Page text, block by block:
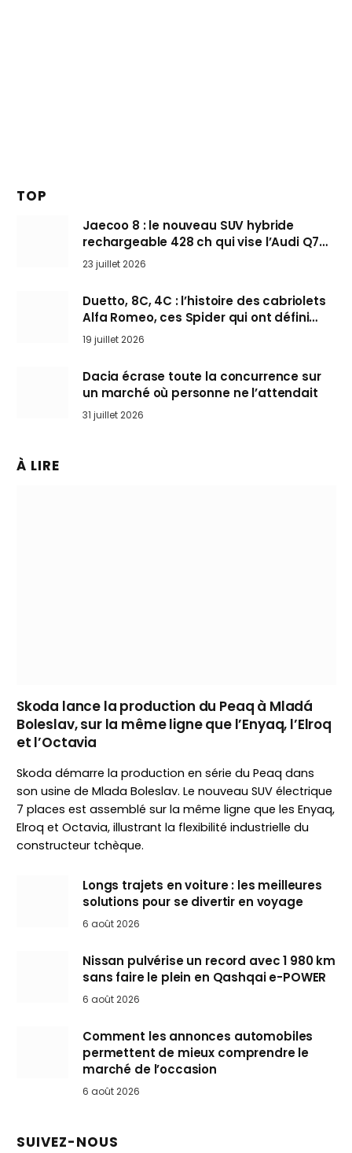
TOP
Jaecoo 8 : le nouveau SUV hybride
rechargeable 428 ch qui vise l’Audi Q7
arrive en Europe cet automne
23 juillet 2026
Duetto, 8C, 4C : l’histoire des cabriolets
Alfa Romeo, ces Spider qui ont défini
l’art de rouler cheveux au vent
19 juillet 2026
Dacia écrase toute la concurrence sur
un marché où personne ne l’attendait
31 juillet 2026
À LIRE
Skoda lance la production du Peaq à Mladá
Boleslav, sur la même ligne que l’Enyaq, l’Elroq
et l’Octavia
Skoda démarre la production en série du Peaq dans
son usine de Mlada Boleslav. Le nouveau SUV électrique
7 places est assemblé sur la même ligne que les Enyaq,
Elroq et Octavia, illustrant la flexibilité industrielle du
constructeur tchèque.
Longs trajets en voiture : les meilleures
solutions pour se divertir en voyage
6 août 2026
Nissan pulvérise un record avec 1 980 km
sans faire le plein en Qashqai e-POWER
6 août 2026
Comment les annonces automobiles
permettent de mieux comprendre le
marché de l’occasion
6 août 2026
SUIVEZ-NOUS